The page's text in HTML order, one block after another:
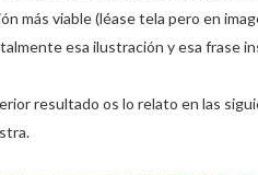
más viable (léase tela pero en
esa ilustración y esa frase
resultado os lo relato en las